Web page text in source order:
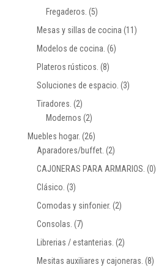
Fregaderos. (5)
Mesas y sillas de cocina (11)
Modelos de cocina. (6)
Plateros rústicos. (8)
Soluciones de espacio. (3)
Tiradores. (2)
Modernos (2)
Muebles hogar. (26)
Aparadores/buffet. (2)
CAJONERAS PARA ARMARIOS. (0)
Clásico. (3)
Comodas y sinfonier. (2)
Consolas. (7)
Librerias / estanterias. (2)
Mesitas auxiliares y cajoneras. (8)